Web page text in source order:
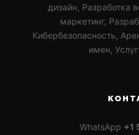
дизайн, Разработка
маркетинг,
Кибербезопасность,
имен,
WhatsApp +1